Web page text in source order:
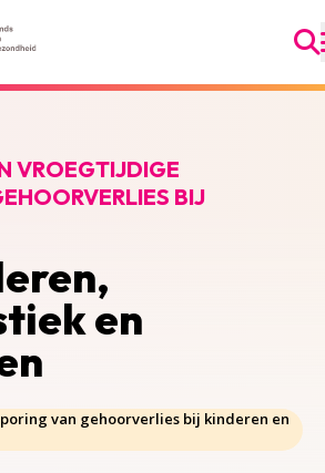
en
VROEGTIJDIGE
BIJ
van gehoorverlies bij kinderen en